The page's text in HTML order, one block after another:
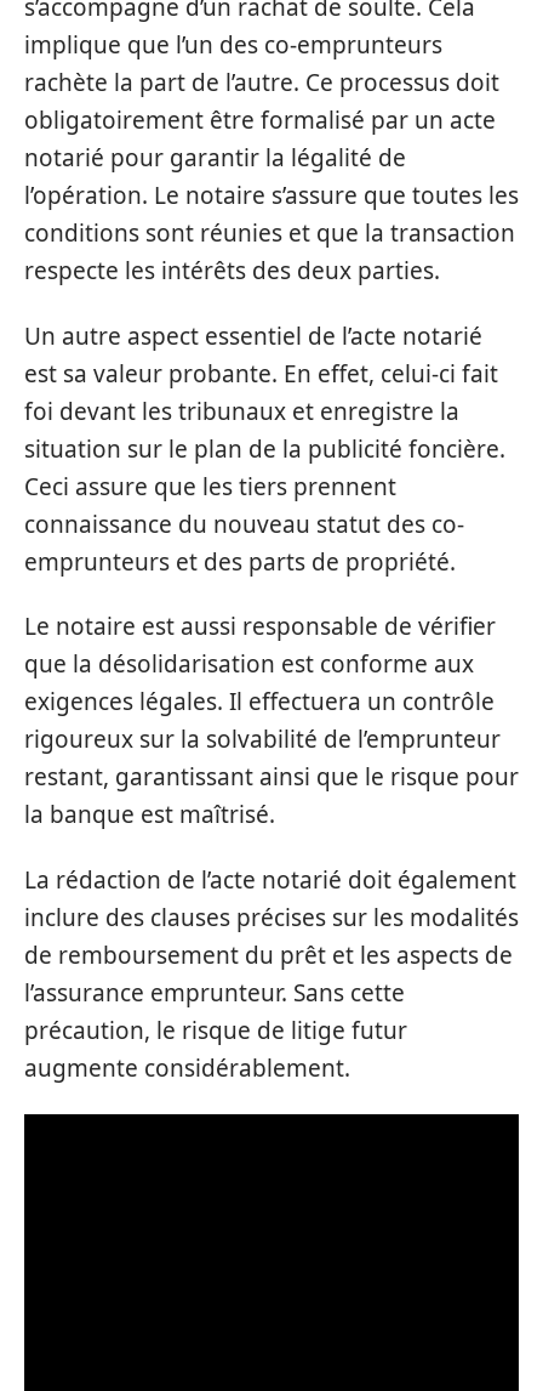
s’accompagne d’un rachat de soulte. Cela
implique que l’un des co-emprunteurs
rachète la part de l’autre. Ce processus doit
obligatoirement être formalisé par un acte
notarié pour garantir la légalité de
l’opération. Le notaire s’assure que toutes les
conditions sont réunies et que la transaction
respecte les intérêts des deux parties.
Un autre aspect essentiel de l’acte notarié
est sa valeur probante. En effet, celui-ci fait
foi devant les tribunaux et enregistre la
situation sur le plan de la publicité foncière.
Ceci assure que les tiers prennent
connaissance du nouveau statut des co-
emprunteurs et des parts de propriété.
Le notaire est aussi responsable de vérifier
que la désolidarisation est conforme aux
exigences légales. Il effectuera un contrôle
rigoureux sur la solvabilité de l’emprunteur
restant, garantissant ainsi que le risque pour
la banque est maîtrisé.
La rédaction de l’acte notarié doit également
inclure des clauses précises sur les modalités
de remboursement du prêt et les aspects de
l’assurance emprunteur. Sans cette
précaution, le risque de litige futur
augmente considérablement.